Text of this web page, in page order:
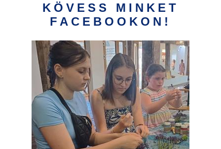
KÖVESS MINKET
FACEBOOKON!